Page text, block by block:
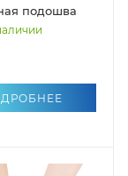
подошва